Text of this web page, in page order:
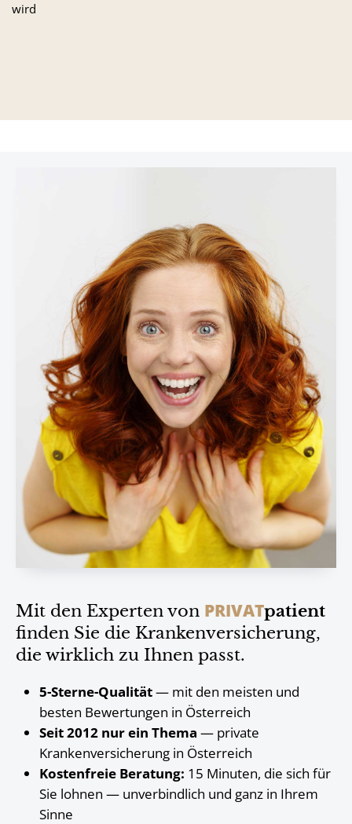
wird
Mit den Experten von PRIVATpatient
finden Sie die Krankenversicherung,
die wirklich zu Ihnen passt.
5-Sterne-Qualität— mit den meisten und
besten Bewertungen in Österreich
Seit 2012 nur ein Thema — private
Krankenversicherung in Österreich
Kostenfreie Beratung: 15 Minuten, die sich für
Sie lohnen — unverbindlich und ganz in Ihrem
Sinne